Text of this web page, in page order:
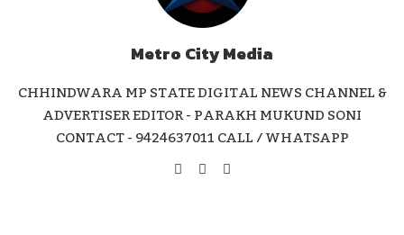
Metro City Media
CHHINDWARA MP STATE DIGITAL NEWS CHANNEL &
ADVERTISER EDITOR - PARAKH MUKUND SONI
CONTACT - 9424637011 CALL / WHATSAPP
WebsiteFacebook